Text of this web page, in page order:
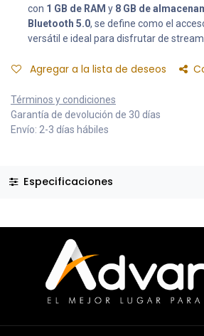
con 1 GB de RAM y 8 GB de
Bluetooth 5.0, se define como el
versátil e ideal para disfrutar de
Agregar a la lista de deseos
Términos y condiciones
Garantía de devolución de 30 días
Envío: 2-3 días hábiles
Especificaciones